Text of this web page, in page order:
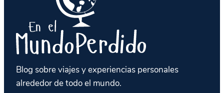
Blog sobre viajes y experiencias personales
alrededor de todo el mundo.